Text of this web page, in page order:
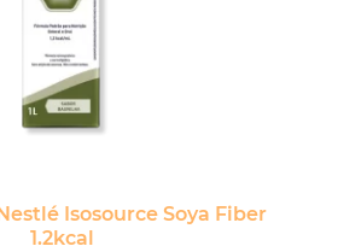
Isosource Soya Fiber
1.2kcal